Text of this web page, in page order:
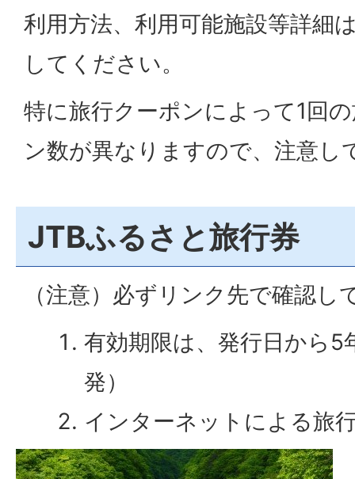
利用方法、利用可能施設等詳細
してください。
特に旅行クーポンによって1回
ン数が異なりますので、注意し
JTBふるさと旅行券
（注意）必ずリンク先で確認し
有効期限は、発行日から5
発）
インターネットによる旅